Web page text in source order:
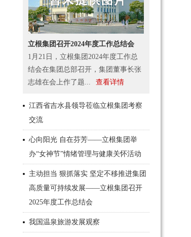
立根集团召开2024年度工作总结会
1月21日，立根集团2024年度工作总
结会在集团总部召开，集团董事长张
志雄在会上作了题...
查看详情
江西省吉水县领导莅临立根集团考察
交流
心向阳光 自在芬芳——立根集团举
办“女神节”情绪管理与健康关怀活动
主动担当 狠抓落实 坚定不移推进集团
高质量可持续发展——立根集团召开
2025年度工作总结会
我国温泉旅游发展观察